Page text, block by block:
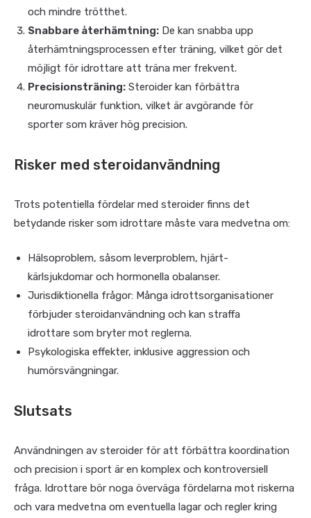
och mindre trötthet.
Snabbare återhämtning: De kan snabba upp
återhämtningsprocessen efter träning, vilket gör det
möjligt för idrottare att träna mer frekvent.
Precisionsträning: Steroider kan förbättra
neuromuskulär funktion, vilket är avgörande för
sporter som kräver hög precision.
Risker med steroidanvändning
Trots potentiella fördelar med steroider finns det
betydande risker som idrottare måste vara medvetna om:
Hälsoproblem, såsom leverproblem, hjärt-
kärlsjukdomar och hormonella obalanser.
Jurisdiktionella frågor: Många idrottsorganisationer
förbjuder steroidanvändning och kan straffa
idrottare som bryter mot reglerna.
Psykologiska effekter, inklusive aggression och
humörsvängningar.
Slutsats
Användningen av steroider för att förbättra koordination
och precision i sport är en komplex och kontroversiell
fråga. Idrottare bör noga överväga fördelarna mot riskerna
och vara medvetna om eventuella lagar och regler kring